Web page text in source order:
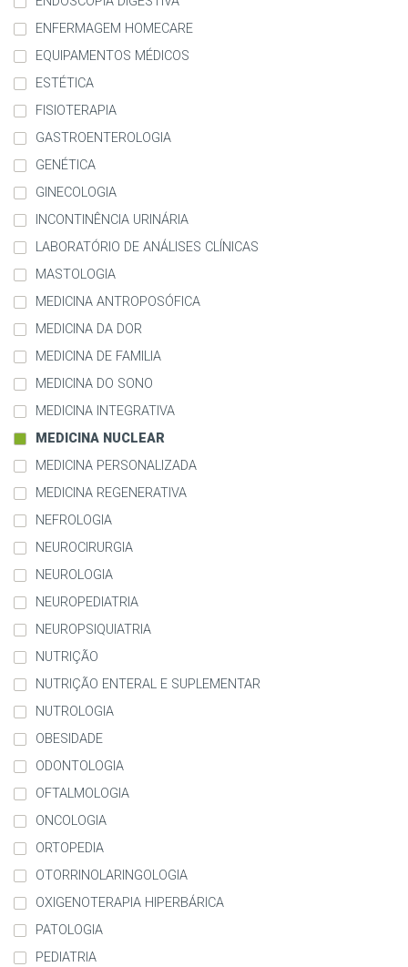
ENFERMAGEM HOMECARE
EQUIPAMENTOS MÉDICOS
ESTÉTICA
FISIOTERAPIA
GASTROENTEROLOGIA
GENÉTICA
GINECOLOGIA
INCONTINÊNCIA URINÁRIA
LABORATÓRIO DE ANÁLISES CLÍNICAS
MASTOLOGIA
MEDICINA ANTROPOSÓFICA
MEDICINA DA DOR
MEDICINA DE FAMILIA
MEDICINA DO SONO
MEDICINA INTEGRATIVA
MEDICINA NUCLEAR
MEDICINA PERSONALIZADA
MEDICINA REGENERATIVA
NEFROLOGIA
NEUROCIRURGIA
NEUROLOGIA
NEUROPEDIATRIA
NEUROPSIQUIATRIA
NUTRIÇÃO
NUTRIÇÃO ENTERAL E SUPLEMENTAR
NUTROLOGIA
OBESIDADE
ODONTOLOGIA
OFTALMOLOGIA
ONCOLOGIA
ORTOPEDIA
OTORRINOLARINGOLOGIA
OXIGENOTERAPIA HIPERBÁRICA
PATOLOGIA
PEDIATRIA